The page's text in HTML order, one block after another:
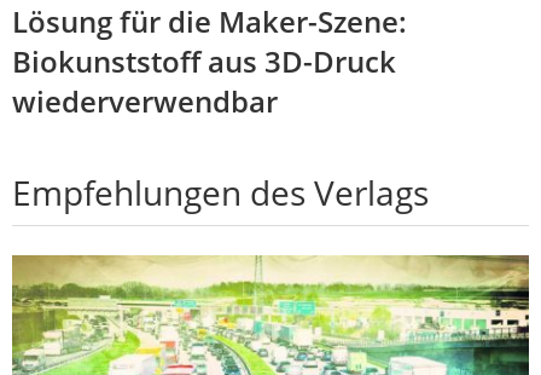
Lösung für die Maker-Szene:
Biokunststoff aus 3D-Druck
wiederverwendbar
Empfehlungen des Verlags